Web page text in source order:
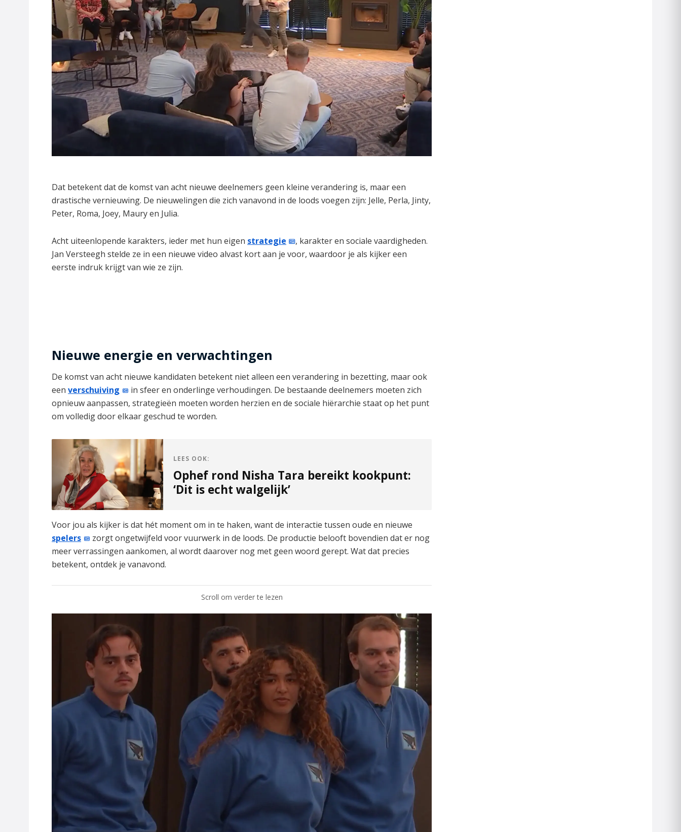
Dat betekent dat de komst van acht nieuwe deelnemers geen kleine verandering is, maar een
drastische vernieuwing. De nieuwelingen die zich vanavond in de loods voegen zijn: Jelle, Perla, Jinty,
Peter, Roma, Joey, Maury en Julia.
Acht uiteenlopende karakters, ieder met hun eigen strategie
, karakter en sociale vaardigheden.
Jan Versteegh stelde ze in een nieuwe video alvast kort aan je voor, waardoor je als kijker een
eerste indruk krijgt van wie ze zijn.
Nieuwe energie en verwachtingen
De komst van acht nieuwe kandidaten betekent niet alleen een verandering in bezetting, maar ook
een verschuiving
in sfeer en onderlinge verhoudingen. De bestaande deelnemers moeten zich
opnieuw aanpassen, strategieën moeten worden herzien en de sociale hiërarchie staat op het punt
om volledig door elkaar geschud te worden.
LEES OOK:
Ophef rond Nisha Tara bereikt kookpunt:
‘Dit is echt walgelijk’
Voor jou als kijker is dat hét moment om in te haken, want de interactie tussen oude en nieuwe
spelers
zorgt ongetwijfeld voor vuurwerk in de loods. De productie belooft bovendien dat er nog
meer verrassingen aankomen, al wordt daarover nog met geen woord gerept. Wat dat precies
betekent, ontdek je vanavond.
Scroll om verder te lezen